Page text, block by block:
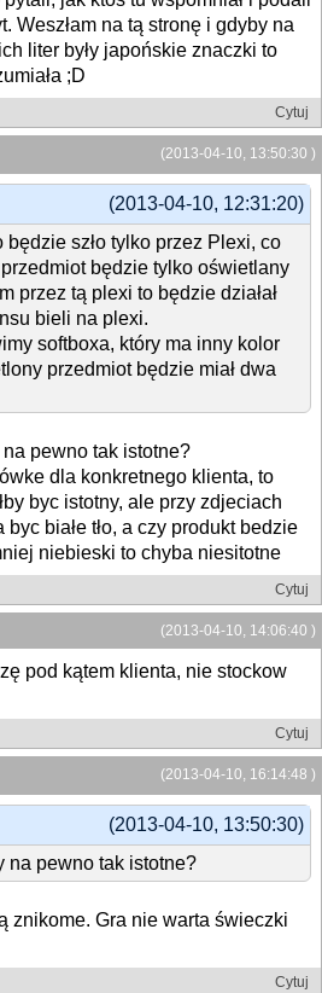
Weszłam na tą stronę i gdyby na
liter były japońskie znaczki to
;D
Cytuj
(2013-04-10, 13:50:30 )
(2013-04-10, 12:31:20)
będzie szło tylko przez Plexi, co
będzie tylko oświetlany
przez tą plexi to będzie działał
bieli na plexi.
softboxa, który ma inny kolor
przedmiot będzie miał dwa
pewno tak istotne?
dla konkretnego klienta, to
byc istotny, ale przy zdjeciach
białe tło, a czy produkt bedzie
niebieski to chyba niesitotne
Cytuj
(2013-04-10, 14:06:40 )
pod kątem klienta, nie stockow
Cytuj
(2013-04-10, 16:14:48 )
(2013-04-10, 13:50:30)
na pewno tak istotne?
znikome. Gra nie warta świeczki
Cytuj